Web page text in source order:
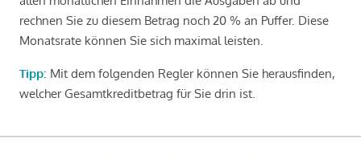
rechnen Sie zu diesem Betrag noch 20 % an Puffer. Diese
Monatsrate können Sie sich maximal leisten.
Tipp: Mit dem folgenden Regler können Sie herausfinden,
welcher Gesamtkreditbetrag für Sie drin ist.